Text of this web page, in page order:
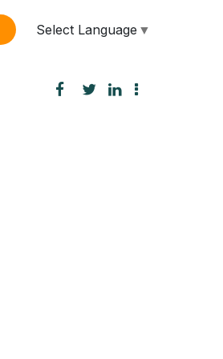
Select Language ▼